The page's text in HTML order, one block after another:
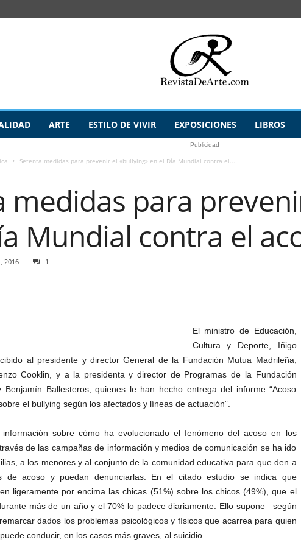
ARTE ESTILO DE VIVIR EXPOSICIONES LIBROS
Publicidad
Setenta medidas para prevenir el «bullying» en el Día Mundial contra el...
medidas para
Mundial contra el
2016 1
El ministro de Educación,
Cultura y Deporte, Iñigo
al presidente y director General de la Fundación Mutua Madrileña,
Cooklin, y a la presidenta y director de Programas de la Fundación
Benjamín Ballesteros, quienes le han hecho entrega del informe “Acoso
el bullying según los afectados y líneas de actuación”.
información sobre cómo ha evolucionado el fenómeno del acoso en los
de las campañas de información y medios de comunicación se ha ido
a los menores y al conjunto de la comunidad educativa para que den a
de acoso y puedan denunciarlas. En el citado estudio se indica que
ligeramente por encima las chicas (51%) sobre los chicos (49%), que el
más de un año y el 70% lo padece diariamente. Ello supone –según
dados los problemas psicológicos y físicos que acarrea para quien
conducir, en los casos más graves, al suicidio.